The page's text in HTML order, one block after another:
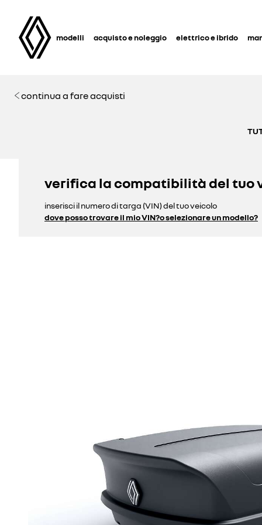
modelli acquisto e noleggio elettrico e ibrido
continua a fare acquisti
verifica la compatibilità del tuo
inserisci il numero di targa (VIN) del tuo veicolo
dove posso trovare il mio VIN?o selezionare un modello?